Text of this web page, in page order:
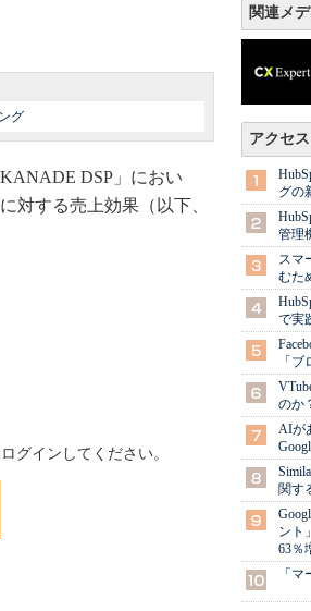
グ
DSP」におい
対する売上効果（以下、
グインしてください。
関連メ
アクセ
グの
管理
スマ
むた
で実
「
のか
AIが
関す
ント
63％
「